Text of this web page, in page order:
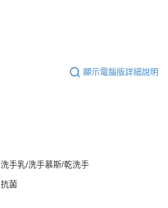
顯示電腦版詳細說明
洗手乳/洗手慕斯/乾洗手
抗菌